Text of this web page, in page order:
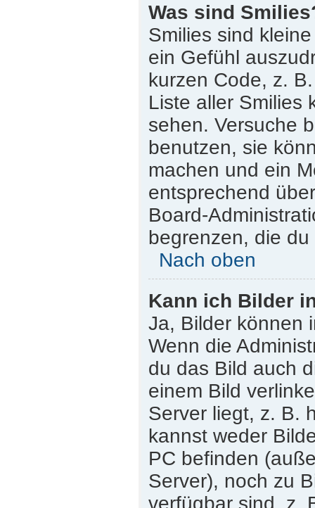
Was sind
Smilies sind
ein Gefühl
kurzen Code, z.
Liste aller Smilies
sehen. Versuche
benutzen, sie
machen und ein
entsprechend
Board-
begrenzen, die
Nach oben
Kann ich Bilder
Ja, Bilder können
Wenn die
du das Bild auch
einem Bild
Server liegt, z. B.
kannst weder
PC befinden
Server), noch zu
verfügbar sind, z.